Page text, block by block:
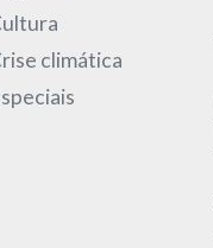
climática